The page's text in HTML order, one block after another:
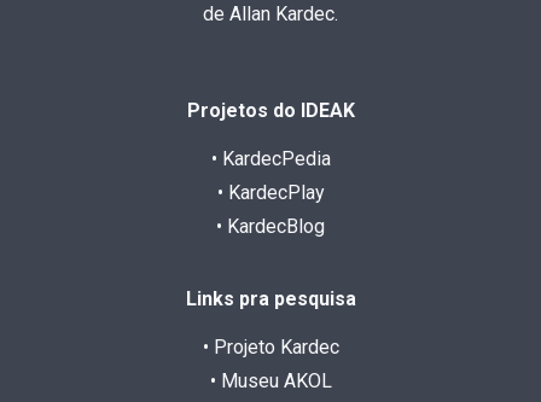
de Allan Kardec.
Projetos do IDEAK
• KardecPedia
• KardecPlay
• KardecBlog
Links pra pesquisa
• Projeto Kardec
• Museu AKOL